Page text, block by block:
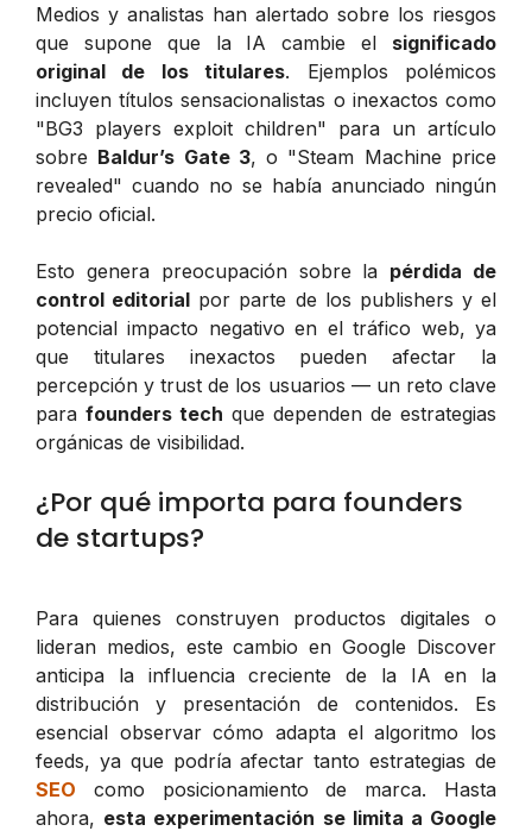
Medios y analistas han alertado sobre los riesgos
que supone que la IA cambie el significado
original de los titulares. Ejemplos polémicos
incluyen títulos sensacionalistas o inexactos como
"BG3 players exploit children" para un artículo
sobre Baldur’s Gate 3, o "Steam Machine price
revealed" cuando no se había anunciado ningún
precio oficial.
Esto genera preocupación sobre la pérdida de
control editorial por parte de los publishers y el
potencial impacto negativo en el tráfico web, ya
que titulares inexactos pueden afectar la
percepción y trust de los usuarios — un reto clave
para founders tech que dependen de estrategias
orgánicas de visibilidad.
¿Por qué importa para founders
de startups?
Para quienes construyen productos digitales o
lideran medios, este cambio en Google Discover
anticipa la influencia creciente de la IA en la
distribución y presentación de contenidos. Es
esencial observar cómo adapta el algoritmo los
feeds, ya que podría afectar tanto estrategias de
SEO como posicionamiento de marca. Hasta
ahora, esta experimentación se limita a Google